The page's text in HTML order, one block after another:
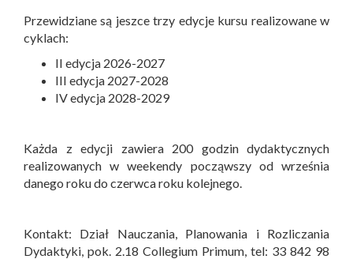
Przewidziane są jeszce trzy edycje kursu realizowane w
cyklach:
II edycja 2026-2027
III edycja 2027-2028
IV edycja 2028-2029
Każda z edycji zawiera 200 godzin dydaktycznych
realizowanych w weekendy począwszy od września
danego roku do czerwca roku kolejnego.
Kontakt: Dział Nauczania, Planowania i Rozliczania
Dydaktyki, pok. 2.18 Collegium Primum, tel: 33 842 98